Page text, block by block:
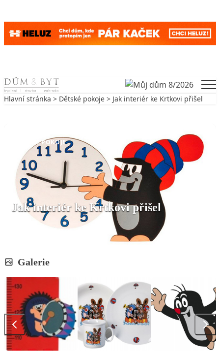
Skip to content
Hlavní stránka > Dětské pokoje > Jak interiér ke Krtkovi přišel
DĚTSKÉ POKOJE
Jak interiér ke Krtkovi přišel
Galerie